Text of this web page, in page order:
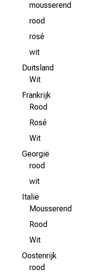
mousserend
rood
rosé
wit
Duitsland
Wit
Frankrijk
Rood
Rosé
Wit
Georgië
rood
wit
Italië
Mousserend
Rood
Wit
Oostenrijk
rood